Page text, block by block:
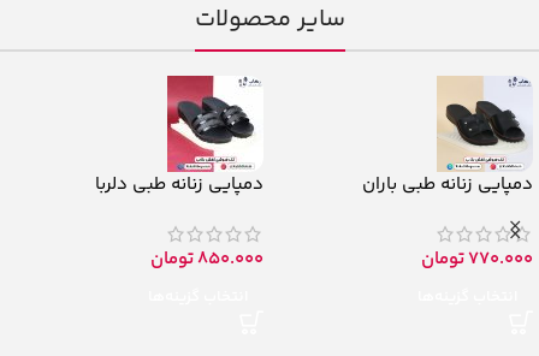
سایر محصولات
دمپایی زنانه طبی باران
770.000تومان
دمپایی زنانه طبی دلربا
850.000تومان